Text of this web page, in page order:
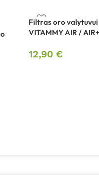
Filtras oro valytuvui
VITAMMY AIR / AIR+
12,90€